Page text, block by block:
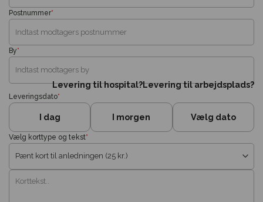
*
Postnummer
*
By
Levering til hospital?Levering til arbejdsplads?
*
Leveringsdato
I dag I morgen Vælg dato
*
Vælg korttype og tekst